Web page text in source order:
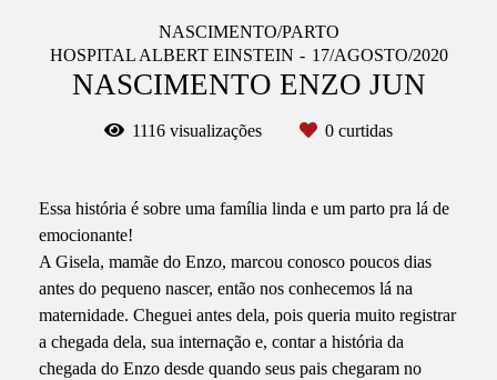
NASCIMENTO/PARTO
HOSPITAL ALBERT EINSTEIN
17/AGOSTO/2020
NASCIMENTO ENZO JUN
1116 visualizações 0 curtidas
Essa história é sobre uma família linda e um parto pra lá de
emocionante!
A Gisela, mamãe do Enzo, marcou conosco poucos dias
antes do pequeno nascer, então nos conhecemos lá na
maternidade. Cheguei antes dela, pois queria muito registrar
a chegada dela, sua internação e, contar a história da
chegada do Enzo desde quando seus pais chegaram no